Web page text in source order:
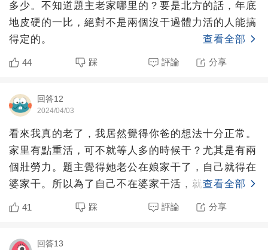
多少。不知道題主老家哪里的？要是北方的話，年底
地皮硬的一比，絕對不是兩個沒干過體力活的人能搞
得定的。
查看全部
44 踩 評論 分享
回答12
2024/04/03
看來我真的老了，我居然覺得你爸的想法十分正常。
家里有點重活，可不就等人多的時候干？尤其是有兩
個壯勞力。題主覺得她老公在娘家干了，自己就得在
婆家干。所以為了自己不在婆家干活，就不讓老公在
娘家干活，從而讓
查看全部
41 踩 評論 分享
回答13